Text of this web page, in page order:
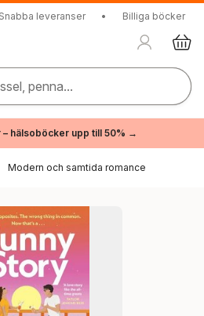
Snabba leveranser • Billiga böcker
penna...
– hälsoböcker upp till 50% →
Modern och samtida romance